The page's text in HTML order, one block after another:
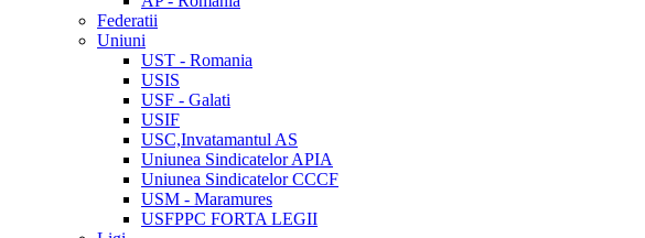
Federatii
Uniuni
UST - Romania
USIS
USF - Galati
USIF
USC,Invatamantul AS
Uniunea Sindicatelor APIA
Uniunea Sindicatelor CCCF
USM - Maramures
USFPPC FORTA LEGII